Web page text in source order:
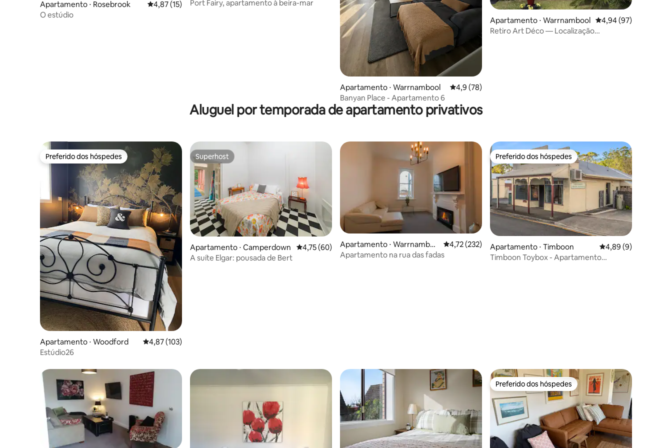
Apartamento ⋅ Rosebrook 4,87 de uma avaliação média de 5, 15 avaliações
4,87 (15)
O estúdio
Port Fairy, apartamento à beira-mar
Apartamento ⋅ Warrnambool 4,9 de uma avaliação média de 5, 78 avaliações
4,9 (78)
Banyan Place - Apartamento 6
Apartamento ⋅ Warrnambool 4,94 de uma
4,94 (97)
Retiro Art Déco — Localização
Aluguel por temporada de apartamento privativos
Preferido dos hóspedes
Preferido dos hóspedes
Apartamento ⋅ Woodford 4,87 de uma avaliação média de 5, 103 avaliações
4,87 (103)
Estúdio26
Superhost
Superhost
Apartamento ⋅ Camperdown 4,75 de uma avaliação média de 5, 60 avaliações
4,75 (60)
A suíte Elgar: pousada de Bert
Apartamento ⋅ Warrnamboo
l
4,72 de uma avaliação média de 5, 232 avaliações
4,72 (232)
Apartamento na rua das fadas
Preferido dos hóspedes
Preferido dos hóspedes
Apartamento ⋅ Timboon 4,89 de uma
4,89 (9)
Timboon Toybox - Apartamento
Preferido dos hóspedes
Preferido dos hóspedes